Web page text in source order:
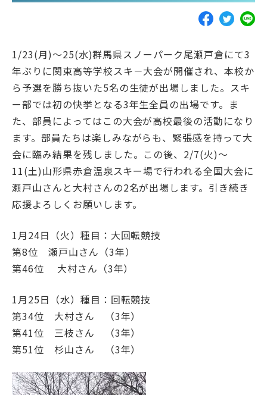
お問い合わせ
採用情報
アクセス サイトマップ
プライバシーポリシー
後援会
相模女子大学小学部
認定こども園相模女子大学幼稚部
1/23(月)～25(水)群馬県スノーパーク尾瀬戸倉にて3
年ぶりに関東高等学校スキ－大会が開催され、本校か
ら予選を勝ち抜いた5名の生徒が出場しました。スキ
ー部では初の快挙となる3年生全員の出場です。ま
た、部員によってはこの大会が高校最後の活動になり
ます。部員たちは楽しみながらも、緊張感を持って大
会に臨み結果を残しました。この後、2/7(火)～
11(土)山形県赤倉温泉スキー場で行われる全国大会に
瀬戸山さんと大村さんの2名が出場します。引き続き
応援よろしくお願いします。
1月24日（火）種目：大回転競技
第8位 瀬戸山さん（3年）
第46位 大村さん（3年）
1月25日（水）種目：回転競技
第34位 大村さん （3年）
第41位 三枝さん （3年）
第51位 杉山さん （3年）